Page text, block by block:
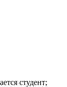
студент;